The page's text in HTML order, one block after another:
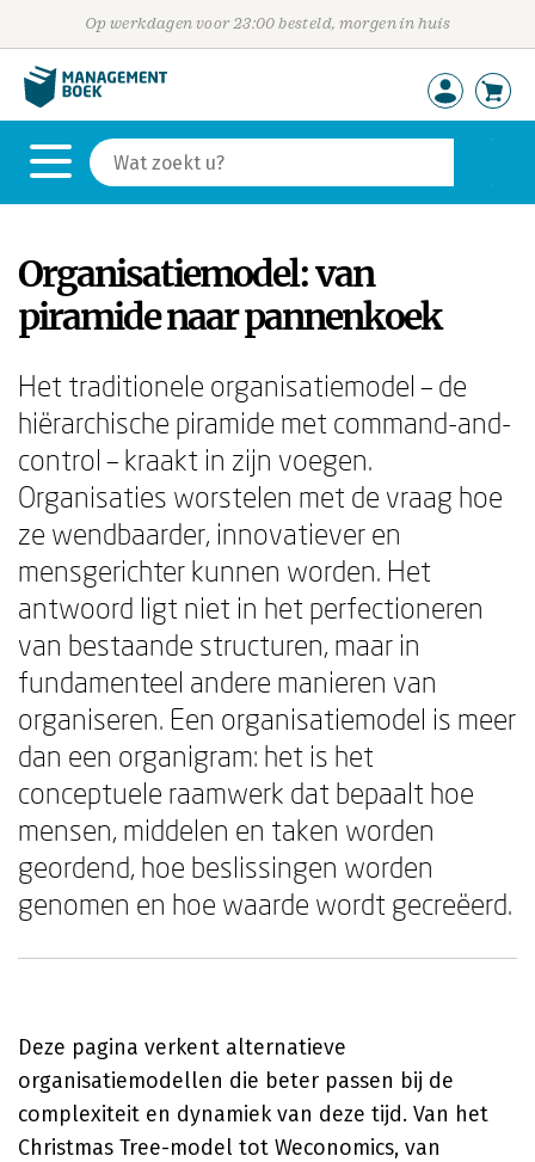
Op werkdagen voor 23:00 besteld, morgen in huis
Organisatiemodel: van
piramide naar pannenkoek
Het traditionele organisatiemodel – de
hiërarchische piramide met command-and-
control – kraakt in zijn voegen.
Organisaties worstelen met de vraag hoe
ze wendbaarder, innovatiever en
mensgerichter kunnen worden. Het
antwoord ligt niet in het perfectioneren
van bestaande structuren, maar in
fundamenteel andere manieren van
organiseren. Een organisatiemodel is meer
dan een organigram: het is het
conceptuele raamwerk dat bepaalt hoe
mensen, middelen en taken worden
geordend, hoe beslissingen worden
genomen en hoe waarde wordt gecreëerd.
Deze pagina verkent alternatieve
organisatiemodellen die beter passen bij de
complexiteit en dynamiek van deze tijd. Van het
Christmas Tree-model tot Weconomics, van